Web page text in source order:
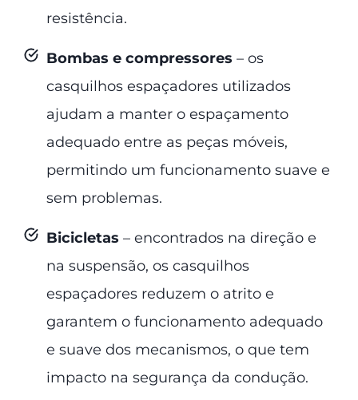
resistência.
Bombas e compressores – os
casquilhos espaçadores utilizados
ajudam a manter o espaçamento
adequado entre as peças móveis,
permitindo um funcionamento suave e
sem problemas.
Bicicletas – encontrados na direção e
na suspensão, os casquilhos
espaçadores reduzem o atrito e
garantem o funcionamento adequado
e suave dos mecanismos, o que tem
impacto na segurança da condução.